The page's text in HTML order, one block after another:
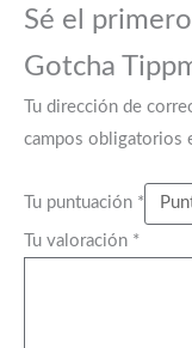
Sé el
Gotcha
Tu dirección de
campos obligatorios
Tu puntuación *
Tu valoración *